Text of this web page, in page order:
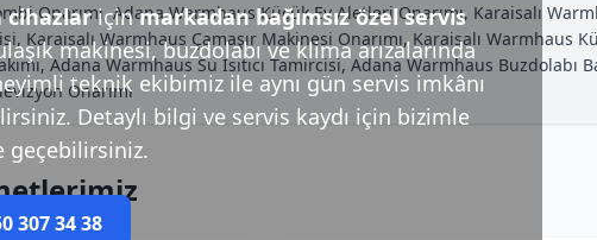
cihazlariçinmarkadan bağımsız özel servis
makinesi, buzdolabı ve klima arızalarında
teknik ekibimiz ile aynı gün servis imkânı
Detaylı bilgi ve servis kaydı için bizimle
geçebilirsiniz.
307 34 38
Onarımı, Adana Warmhaus Küçük Ev Aletleri Onarımı, Karaisalı
Karaisalı Warmhaus Çamaşır Makinesi Onarımı, Karaisalı Warmhaus
Adana Warmhaus Su Isıtıcı Tamircisi, Adana Warmhaus Buzdolabı
Onarımı